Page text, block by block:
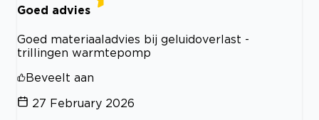
Goed advies
Goed materiaaladvies bij geluidoverlast -
trillingen warmtepomp
Beveelt aan
27 February 2026